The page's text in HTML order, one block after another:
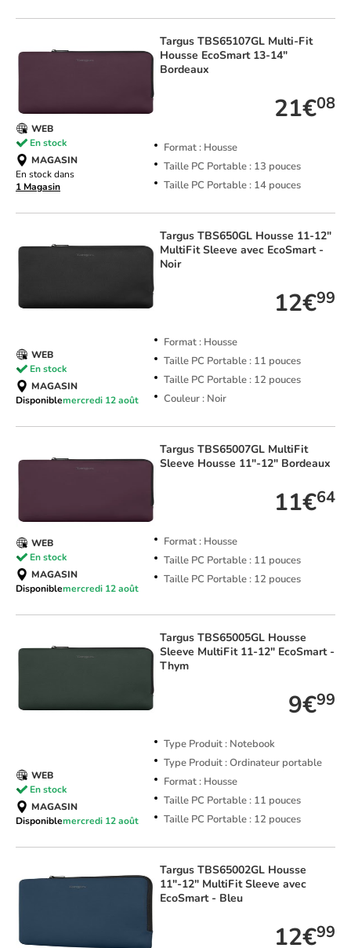
Targus TBS65107GL Multi-Fit
Housse EcoSmart 13-14"
Bordeaux
21€08
Format : Housse
Taille PC Portable : 13 pouces
Taille PC Portable : 14 pouces
WEB
En stock
MAGASIN
En stock dans
1 Magasin
Targus TBS650GL Housse 11-12"
MultiFit Sleeve avec EcoSmart -
Noir
12€99
Format : Housse
Taille PC Portable : 11 pouces
Taille PC Portable : 12 pouces
Couleur : Noir
WEB
En stock
MAGASIN
Disponiblemercredi 12 août
Targus TBS65007GL MultiFit
Sleeve Housse 11"-12" Bordeaux
11€64
Format : Housse
Taille PC Portable : 11 pouces
Taille PC Portable : 12 pouces
WEB
En stock
MAGASIN
Disponiblemercredi 12 août
Targus TBS65005GL Housse
Sleeve MultiFit 11-12" EcoSmart -
Thym
9€99
Type Produit : Notebook
Type Produit : Ordinateur portable
Format : Housse
Taille PC Portable : 11 pouces
Taille PC Portable : 12 pouces
WEB
En stock
MAGASIN
Disponiblemercredi 12 août
Targus TBS65002GL Housse
11"-12" MultiFit Sleeve avec
EcoSmart - Bleu
12€99